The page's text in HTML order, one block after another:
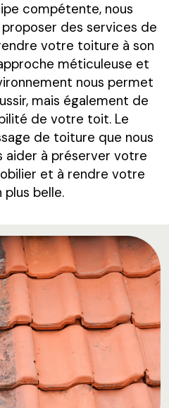
compétente, nous
des services de
votre toiture à son
méticuleuse et
nous permet
mais également de
de votre toit. Le
de toiture que nous
aider à préserver votre
et à rendre votre
plus belle.